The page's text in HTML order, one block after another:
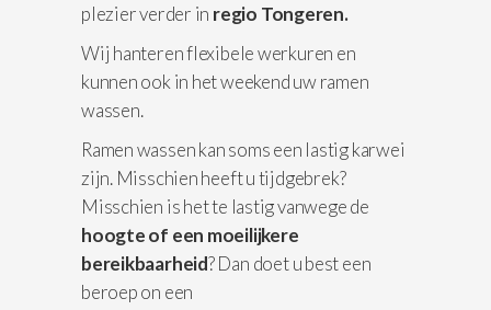
plezier verder in regio Tongeren.
Wij hanteren flexibele werkuren en
kunnen ook in het weekend uw ramen
wassen.
Ramen wassen kan soms een lastig karwei
zijn. Misschien heeft u tijdgebrek?
Misschien is het te lastig vanwege de
hoogte of een moeilijkere
bereikbaarheid? Dan doet u best een
beroep on een